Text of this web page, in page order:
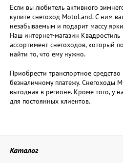
Если вы любитель активного
купите снегоход MotoLand. С ним
незабываемым и подарит массу
Наш интернет-магазин
ассортимент снегоходов, который
найти то, что ему нужно.
Приобрести транспортное
безналичному платежу. Снегоходы
выгодная в регионе. Кроме того, у
для постоянных клиентов.
Каталог